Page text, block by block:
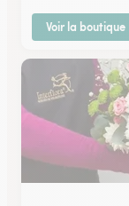
Voir la boutique